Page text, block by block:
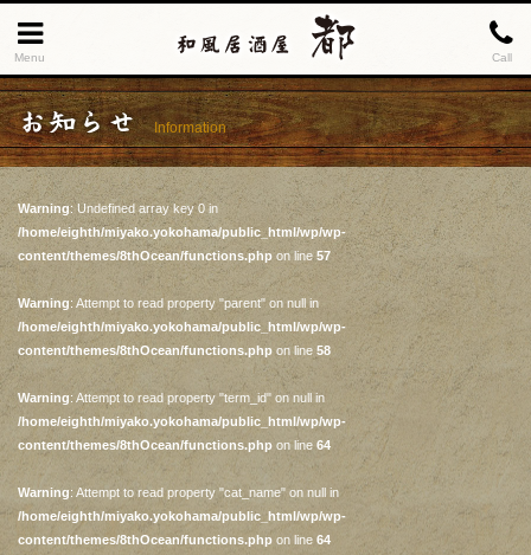
Menu Call
お知らせ Information
Warning: Undefined array key 0 in
/home/eighth/miyako.yokohama/public_html/wp/wp-
content/themes/8thOcean/functions.phpon line57
Warning: Attempt to read property "parent" on null in
/home/eighth/miyako.yokohama/public_html/wp/wp-
content/themes/8thOcean/functions.php on line 58
Warning: Attempt to read property "term_id" on null in
/home/eighth/miyako.yokohama/public_html/wp/wp-
content/themes/8thOcean/functions.php on line 64
Warning: Attempt to read property "cat_name" on null in
/home/eighth/miyako.yokohama/public_html/wp/wp-
content/themes/8thOcean/functions.php on line 64